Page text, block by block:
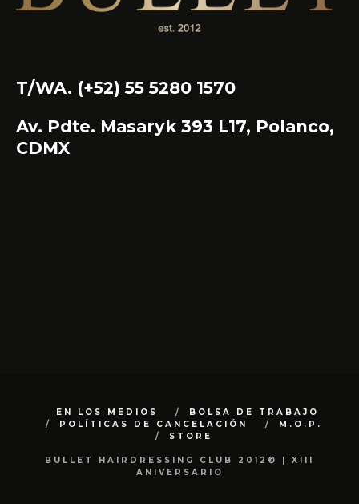
T/WA. (+52) 55 5280 1570
Av. Pdte. Masaryk 393 L17, Polanco,
CDMX
EN LOS MEDIOS
BOLSA DE TRABAJO
POLÍTICAS DE CANCELACIÓN
M.O.P.
STORE
BULLET HAIRDRESSING CLUB 2012© | XIII
ANIVERSARIO